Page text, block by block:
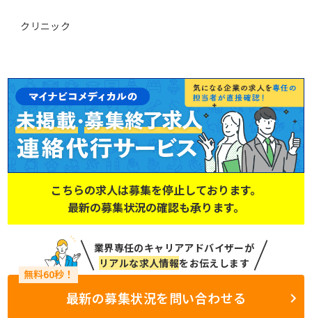
クリニック
こちらの求人は募集を停止しております。
最新の募集状況の確認も承ります。
業界専任のキャリアアドバイザーが
リアルな求人情報をお伝えします
最新の募集状況を問い合わせる